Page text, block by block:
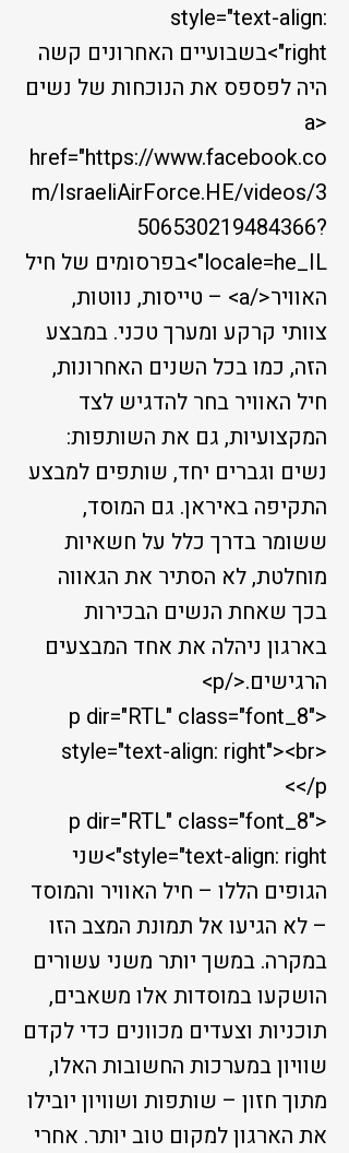
style="text-align:
right">בשבועיים האחרונים קשה
היה לפספס את הנוכחות של נשים
<a
href="https://www.facebook.co
m/IsraeliAirForce.HE/videos/3
506530219484366?
locale=he_IL">
בפרסומים של חיל
האוויר</a> – טייסות, נווטות,
צוותי קרקע ומערך טכני. במבצע
הזה, כמו בכל השנים האחרונות,
חיל האוויר בחר להדגיש לצד
המקצועיות, גם את השותפות:
נשים וגברים יחד, שותפים למבצע
התקיפה באיראן. גם המוסד,
ששומר בדרך כלל על חשאיות
מוחלטת, לא הסתיר את הגאווה
בכך שאחת הנשים הבכירות
בארגון ניהלה את אחד המבצעים
הרגישים.</p>
<p dir="RTL" class="font_8"
style="text-align: right"><br>
</p>
<p dir="RTL" class="font_8"
style="text-align: right">שני
הגופים הללו – חיל האוויר והמוסד
– לא הגיעו אל תמונת המצב הזו
במקרה. במשך יותר משני עשורים
הושקעו במוסדות אלו משאבים,
תוכניות וצעדים מכוונים כדי לקדם
שוויון במערכות החשובות האלו,
מתוך חזון – שותפות ושוויון יובילו
את הארגון למקום טוב יותר. אחרי